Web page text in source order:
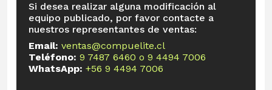
Si desea realizar alguna modificación al
equipo publicado, por favor contacte a
nuestros representantes de ventas:
Email: ventas@compuelite.cl
Teléfono: 9 7487 6460 o 9 4494 7006
WhatsApp: +56 9 4494 7006